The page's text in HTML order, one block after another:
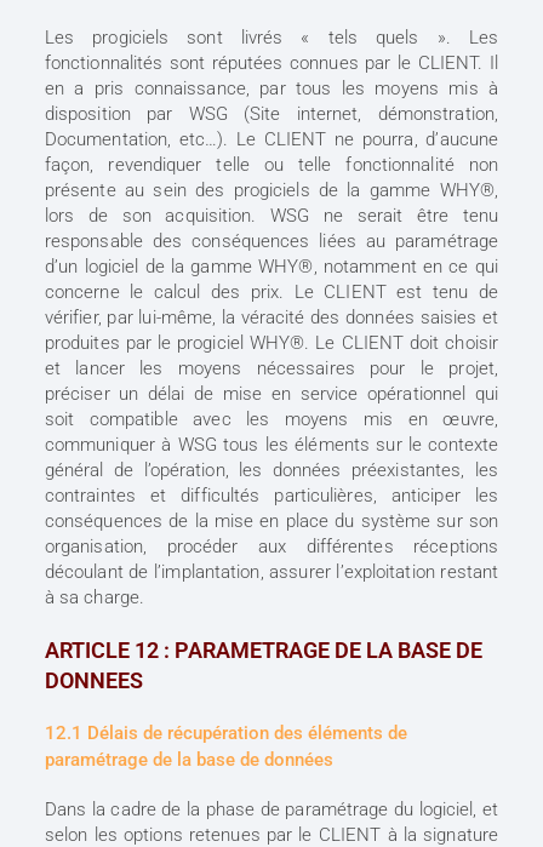
Les progiciels sont livrés « tels quels ». Les
fonctionnalités sont réputées connues par le CLIENT. Il
en a pris connaissance, par tous les moyens mis à
disposition par WSG (Site internet, démonstration,
Documentation, etc…). Le CLIENT ne pourra, d’aucune
façon, revendiquer telle ou telle fonctionnalité non
présente au sein des progiciels de la gamme WHY®,
lors de son acquisition. WSG ne serait être tenu
responsable des conséquences liées au paramétrage
d’un logiciel de la gamme WHY®, notamment en ce qui
concerne le calcul des prix. Le CLIENT est tenu de
vérifier, par lui-même, la véracité des données saisies et
produites par le progiciel WHY®. Le CLIENT doit choisir
et lancer les moyens nécessaires pour le projet,
préciser un délai de mise en service opérationnel qui
soit compatible avec les moyens mis en œuvre,
communiquer à WSG tous les éléments sur le contexte
général de l’opération, les données préexistantes, les
contraintes et difficultés particulières, anticiper les
conséquences de la mise en place du système sur son
organisation, procéder aux différentes réceptions
découlant de l’implantation, assurer l’exploitation restant
à sa charge.
ARTICLE 12 : PARAMETRAGE DE LA BASE DE
DONNEES
12.1 Délais de récupération des éléments de
paramétrage de la base de données
Dans la cadre de la phase de paramétrage du logiciel, et
selon les options retenues par le CLIENT à la signature